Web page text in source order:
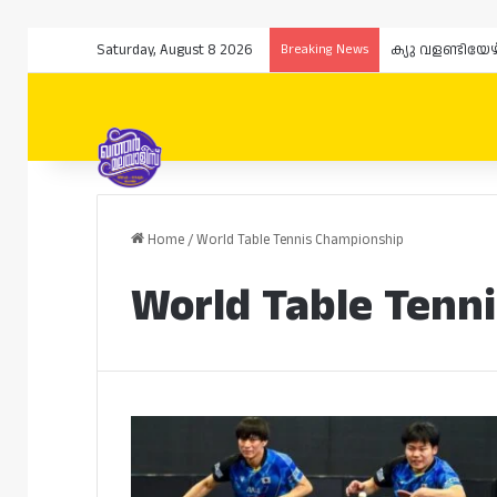
Saturday, August 8 2026 Breaking News ക്യു
Home/World Table Tennis Championship
World Table